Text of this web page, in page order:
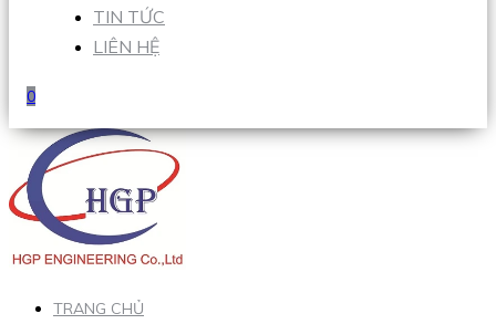
TIN TỨC
LIÊN HỆ
0
TRANG CHỦ